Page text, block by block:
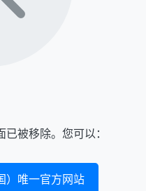
被移除。您可以：
）唯一官方网站